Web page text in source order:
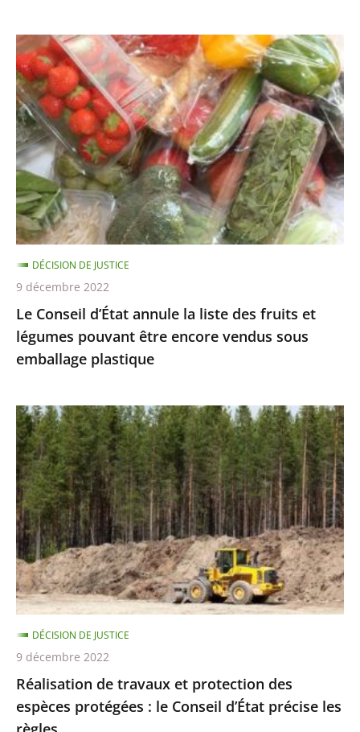
stupéfiantes
Le
Conseil
d’État
annule
la
liste
des
fruits
et
légumes
pouvant
être
encore
vendus
sous
plastique
Le Conseil d’État annule la liste des fruits et
légumes pouvant être encore vendus sous
emballage plastique
DÉCISION DE JUSTICE
9 décembre 2022
Réalisation
de
travaux
et
protection
des
espèces
protégées
:
le
Conseil
d’État
précise
les
Réalisation de travaux et protection des
espèces protégées : le Conseil d’État précise les
DÉCISION DE JUSTICE
9 décembre 2022